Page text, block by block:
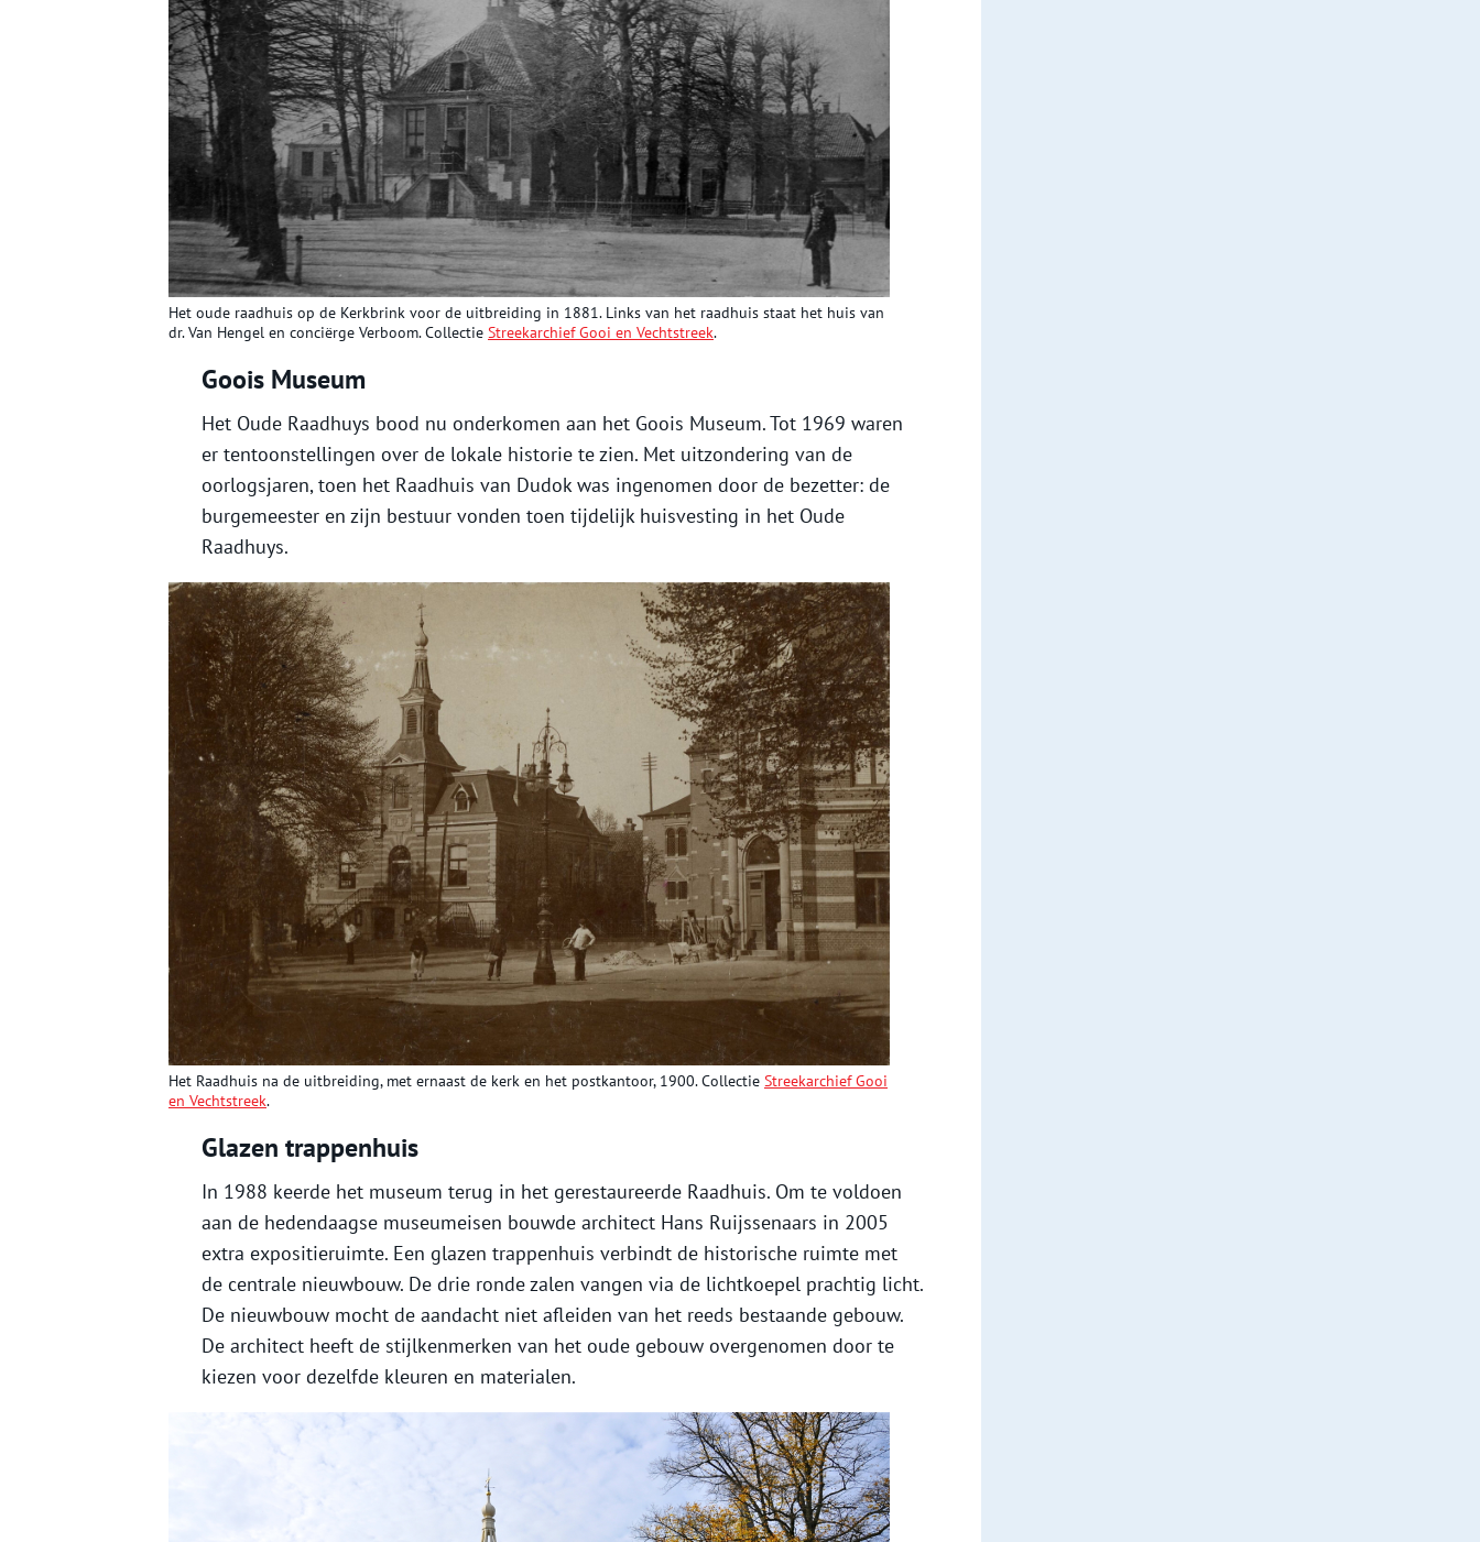
Het oude raadhuis op de Kerkbrink voor de uitbreiding in 1881. Links van het raadhuis staat het huis van
dr. Van Hengel en conciërge Verboom. Collectie Streekarchief Gooi en Vechtstreek.
Goois Museum
Het Oude Raadhuys bood nu onderkomen aan het Goois Museum. Tot 1969 waren
er tentoonstellingen over de lokale historie te zien. Met uitzondering van de
oorlogsjaren, toen het Raadhuis van Dudok was ingenomen door de bezetter: de
burgemeester en zijn bestuur vonden toen tijdelijk huisvesting in het Oude
Raadhuys.
Het Raadhuis na de uitbreiding, met ernaast de kerk en het postkantoor, 1900. Collectie Streekarchief Gooi
en Vechtstreek.
Glazen trappenhuis
In 1988 keerde het museum terug in het gerestaureerde Raadhuis. Om te voldoen
aan de hedendaagse museumeisen bouwde architect Hans Ruijssenaars in 2005
extra expositieruimte. Een glazen trappenhuis verbindt de historische ruimte met
de centrale nieuwbouw. De drie ronde zalen vangen via de lichtkoepel prachtig licht.
De nieuwbouw mocht de aandacht niet afleiden van het reeds bestaande gebouw.
De architect heeft de stijlkenmerken van het oude gebouw overgenomen door te
kiezen voor dezelfde kleuren en materialen.